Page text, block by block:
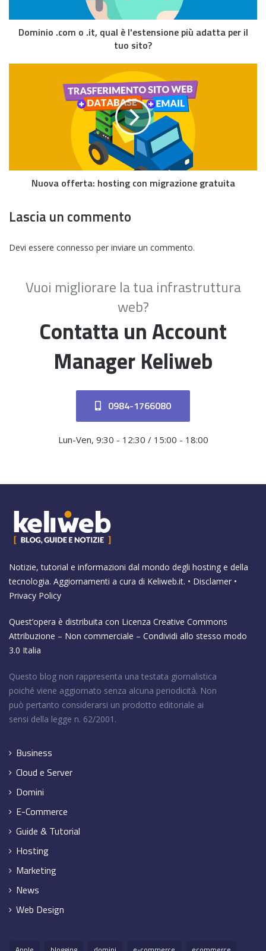
Dominio .com o .it, qual è l'estensione più adatta per il
tuo sito?
Nuova offerta: hosting con migrazione gratuita
Lascia un commento
Devi essere connesso per inviare un commento.
Vuoi migliorare la tua infrastruttura
web?
Contatta un Account
Manager Keliweb
0984-1766080
Lun-Ven, 9:30 - 12:30 / 15:00 - 18:00
Notizie, tutorial e informazioni dal mondo degli hosting e della
tecnologia. Aggiornamenti a cura di Keliweb.it. • Disclamer •
Privacy Policy
Quest’opera è distribuita con Licenza Creative Commons
Attribuzione – Non commerciale – Condividi allo stesso modo
3.0 Italia
Questo blog non rappresenta una testata giornalistica
poiché viene aggiornato senza alcuna periodicità. Non
può pertanto considerarsi un prodotto editoriale ai
sensi della legge n. 62/2001.
Business
Cloud e Server
Domini
E-Commerce
Guide & Tutorial
Hosting
Marketing
News
Web Design